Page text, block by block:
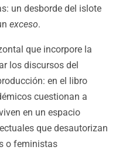
un desborde del islote
exceso.
que incorpore la
los discursos del
en el libro
cuestionan a
en un espacio
que desautorizan
o feministas